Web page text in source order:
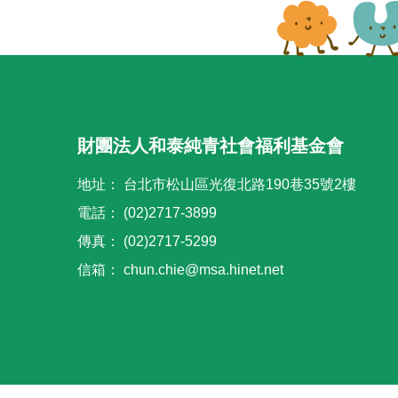
財團法人和泰純青社會福利基金會
地址：
台北市松山區光復北路190巷35號2樓
電話：
(02)2717-3899
傳真：
(02)2717-5299
信箱：
chun.chie@msa.hinet.net